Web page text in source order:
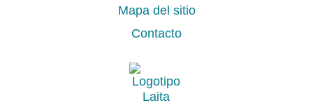
Mapa del sitio
Contacto